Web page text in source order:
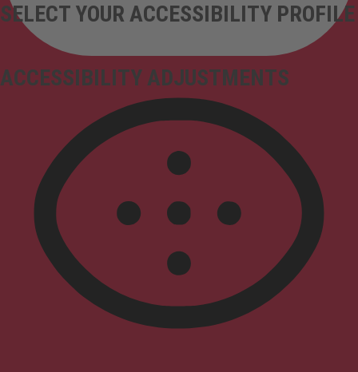
ACCESSIBILITY ADJUSTMENTS
SELECT YOUR ACCESSIBILITY PROFILE